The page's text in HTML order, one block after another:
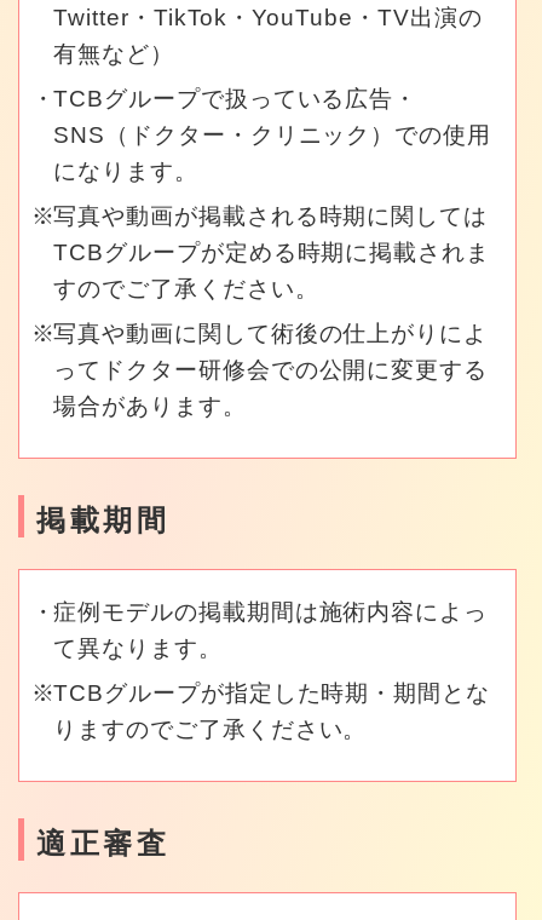
Twitter・TikTok・YouTube・TV出演の
有無など）
TCBグループで扱っている広告・
SNS（ドクター・クリニック）での使用
になります。
写真や動画が掲載される時期に関しては
TCBグループが定める時期に掲載されま
すのでご了承ください。
写真や動画に関して術後の仕上がりによ
ってドクター研修会での公開に変更する
場合があります。
掲載期間
症例モデルの掲載期間は施術内容によっ
て異なります。
TCBグループが指定した時期・期間とな
りますのでご了承ください。
適正審査